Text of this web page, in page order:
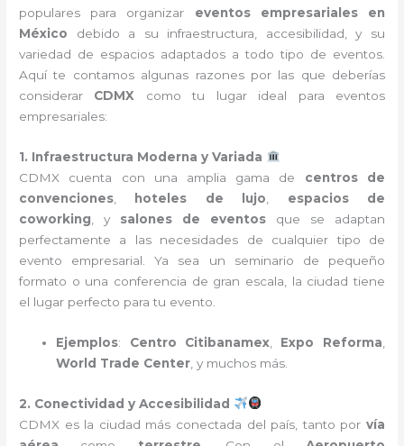
populares para organizar eventos empresariales en
México debido a su infraestructura, accesibilidad, y su
variedad de espacios adaptados a todo tipo de eventos.
Aquí te contamos algunas razones por las que deberías
considerar CDMX como tu lugar ideal para eventos
empresariales:
1. Infraestructura Moderna y Variada
CDMX cuenta con una amplia gama de centros de
convenciones
hoteles de lujo
espacios de
coworking , y salones de eventos que se adaptan
perfectamente a las necesidades de cualquier tipo de
evento empresarial. Ya sea un seminario de pequeño
formato o una conferencia de gran escala, la ciudad tiene
el lugar perfecto para tu evento.
Ejemplos: Centro Citibanamex Expo Reforma
World Trade Center , y muchos más.
2. Conectividad y Accesibilidad
CDMX es la ciudad más conectada del país, tanto por vía